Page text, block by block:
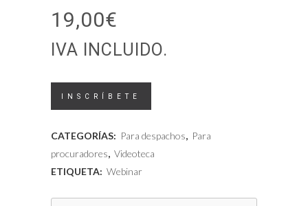
19,00€
IVA INCLUIDO.
Videoteca
transformación
tecnológica
INSCRÍBETE
CATEGORÍAS: Para despachos, Para
procuradores, Videoteca
ETIQUETA: Webinar